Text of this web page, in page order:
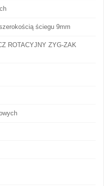
ściegu 9mm
ROTACYJNY ZYG-ZAK